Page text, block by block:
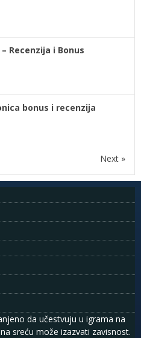
Recenzija i Bonus
bonus i recenzija
Next »
da učestvuju u igrama na
sreću može izazvati zavisnost.